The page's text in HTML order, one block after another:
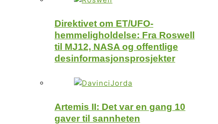
Direktivet om ET/UFO-
hemmeligholdelse: Fra Roswell
til MJ12, NASA og offentlige
desinformasjonsprosjekter
Artemis II: Det var en gang 10
gaver til sannheten